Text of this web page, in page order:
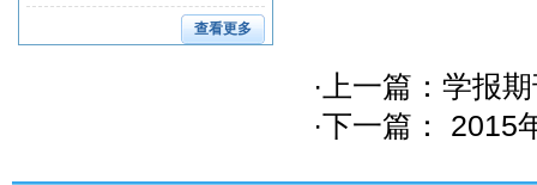
·上一篇： 学报
·下一篇：
2015
查看更多